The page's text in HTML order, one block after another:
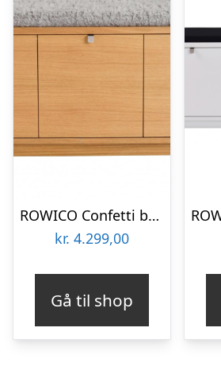
ROWICO Confetti bænk – olieret eg/lysegrå hynde, m. 3 skuffer
kr. 4.299,00
Gå til shop